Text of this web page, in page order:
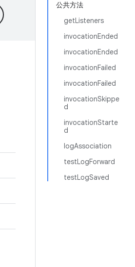
公共方法
getListeners
invocationEnded
invocationEnded
invocationFailed
invocationFailed
invocationSkippe
d
invocationStarte
d
logAssociation
testLogForward
testLogSaved